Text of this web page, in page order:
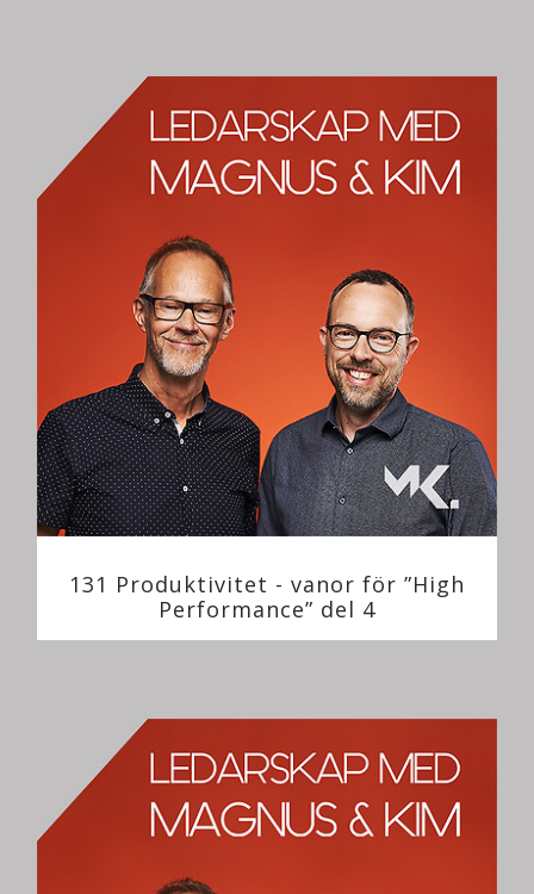
131 Produktivitet - vanor för ”High
Performance” del 4